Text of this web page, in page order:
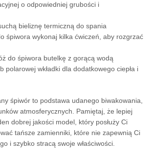
o odpowiedniej grubości i
bieliznę termiczną do spania
śpiwora wykonaj kilka ćwiczeń, aby rozgrzać
do śpiwora butelkę z gorącą wodą
polarowej wkładki dla dodatkowego ciepła i
śpiwór to podstawa udanego biwakowania,
atmosferycznych. Pamiętaj, że lepiej
dobrej jakości model, który posłuży Ci
tańsze zamienniki, które nie zapewnią Ci
i szybko stracą swoje właściwości.